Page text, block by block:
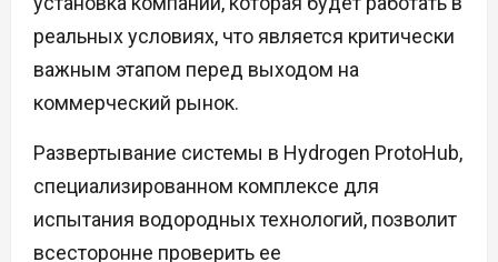
реальных условиях, что является критически
важным этапом перед выходом на
коммерческий рынок.
Развертывание системы в Hydrogen ProtoHub,
специализированном комплексе для
испытания водородных технологий, позволит
всесторонне проверить ее